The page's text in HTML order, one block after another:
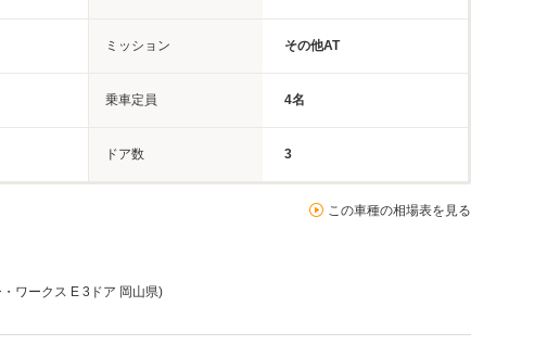
ミッション その他AT
乗車定員 4名
ドア数 3
この車種の相場表を見る
ワークス E 3ドア 岡山県)